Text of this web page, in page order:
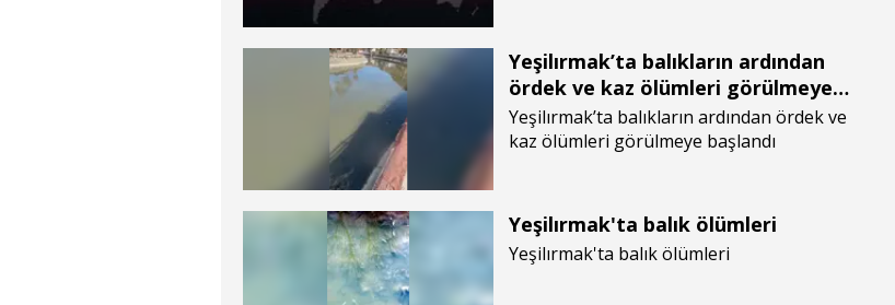
Yeşilırmak’ta balıkların ardından
ördek ve kaz ölümleri görülmeye
başlandı
Yeşilırmak’ta balıkların ardından ördek ve
kaz ölümleri görülmeye başlandı
Yeşilırmak'ta balık ölümleri
Yeşilırmak'ta balık ölümleri